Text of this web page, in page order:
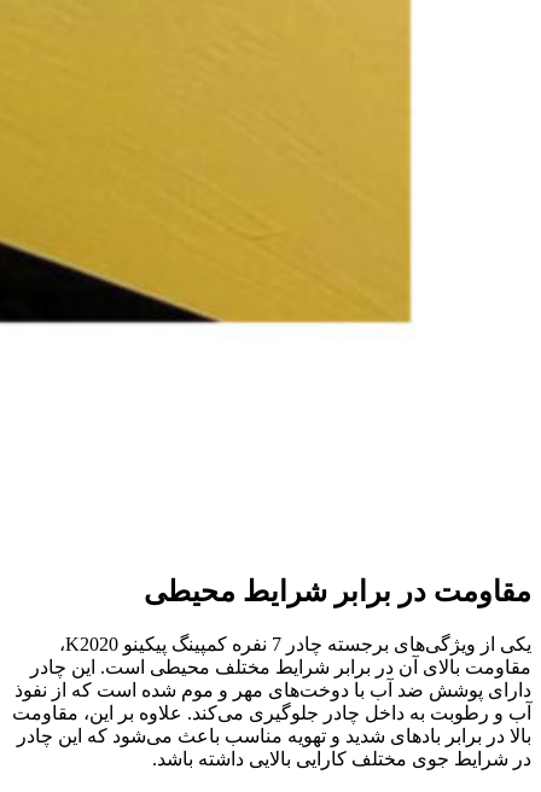
مقاومت در برابر شرایط محیطی
یکی از ویژگی‌های برجسته چادر 7 نفره کمپینگ پیکینو K2020،
مقاومت بالای آن در برابر شرایط مختلف محیطی است. این چادر
دارای پوشش ضد آب با دوخت‌های مهر و موم شده است که از نفوذ
آب و رطوبت به داخل چادر جلوگیری می‌کند. علاوه بر این، مقاومت
بالا در برابر بادهای شدید و تهویه مناسب باعث می‌شود که این چادر
در شرایط جوی مختلف کارایی بالایی داشته باشد.